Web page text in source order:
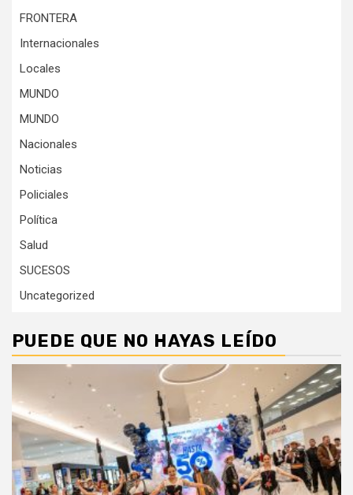
FRONTERA
Internacionales
Locales
MUNDO
MUNDO
Nacionales
Noticias
Policiales
Política
Salud
SUCESOS
Uncategorized
PUEDE QUE NO HAYAS LEÍDO